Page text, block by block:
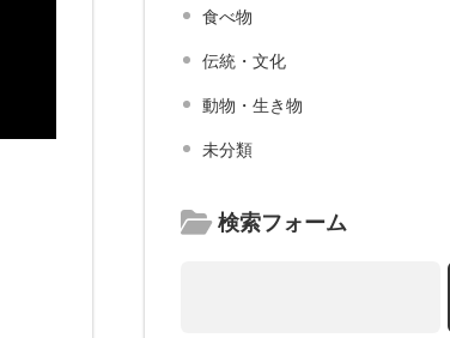
食べ物
伝統・文化
動物・生き物
未分類
検索フォーム